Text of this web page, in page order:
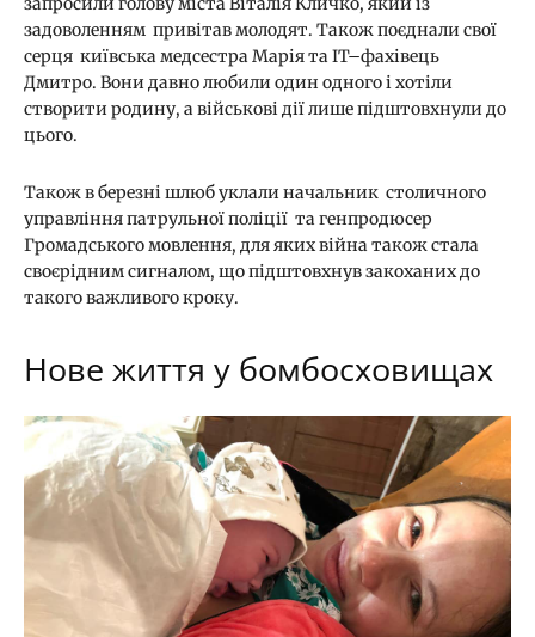
задоволенням привітав молодят. Також поєднали свої
серця київська медсестра Марія та IT–фахівець
Дмитро. Вони давно любили один одного і хотіли
створити родину, а військові дії лише підштовхнули до
цього.
Також в березні шлюб уклали начальник столичного
управління патрульної поліції та генпродюсер
Громадського мовлення, для яких війна також стала
своєрідним сигналом, що підштовхнув закоханих до
такого важливого кроку.
Нове життя у бомбосховищах